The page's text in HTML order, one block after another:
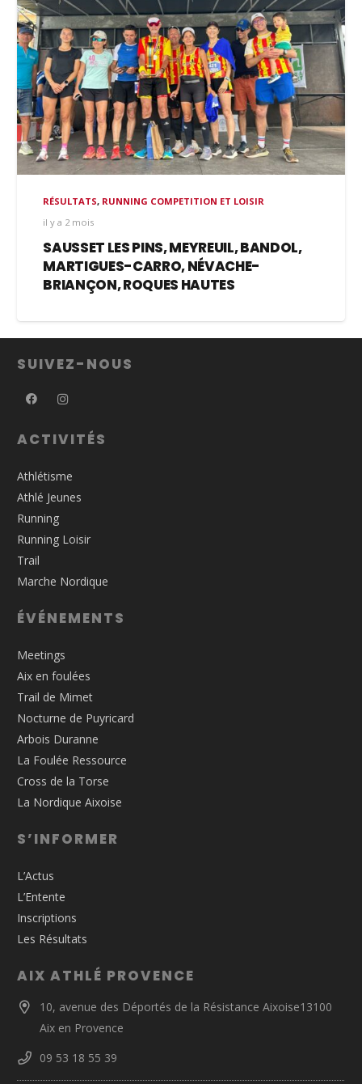
RÉSULTATS, RUNNING COMPETITION ET LOISIR
il y a 2 mois
SAUSSET LES PINS, MEYREUIL, BANDOL,
MARTIGUES-CARRO, NÉVACHE-
BRIANÇON, ROQUES HAUTES
SUIVEZ-NOUS
ACTIVITÉS
Athlétisme
Athlé Jeunes
Running
Running Loisir
Trail
Marche Nordique
ÉVÉNEMENTS
Meetings
Aix en foulées
Trail de Mimet
Nocturne de Puyricard
Arbois Duranne
La Foulée Ressource
Cross de la Torse
La Nordique Aixoise
S’INFORMER
L’Actus
L’Entente
Inscriptions
Les Résultats
AIX ATHLÉ PROVENCE
10, avenue des Déportés de la Résistance Aixoise13100
Aix en Provence
09 53 18 55 39